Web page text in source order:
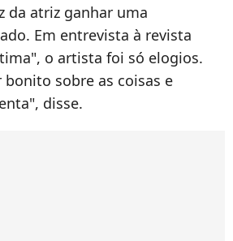
da atriz ganhar uma
Em entrevista à revista
o artista foi só elogios.
sobre as coisas e
disse.